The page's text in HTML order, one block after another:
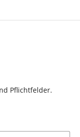
Pflichtfelder.